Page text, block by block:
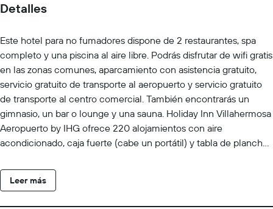
Detalles
Este hotel para no fumadores dispone de 2 restaurantes, spa
completo y una piscina al aire libre. Podrás disfrutar de wifi gratis
en las zonas comunes, aparcamiento con asistencia gratuito,
servicio gratuito de transporte al aeropuerto y servicio gratuito
de transporte al centro comercial. También encontrarás un
gimnasio, un bar o lounge y una sauna. Holiday Inn Villahermosa
Aeropuerto by IHG ofrece 220 alojamientos con aire
acondicionado, caja fuerte (cabe un portátil) y tabla de planchar
alta calidad. Este hotel en Villahermosa ofrece acceso a Internet
wifi gratis. Los baños están equipados con ducha. También hay
Leer más